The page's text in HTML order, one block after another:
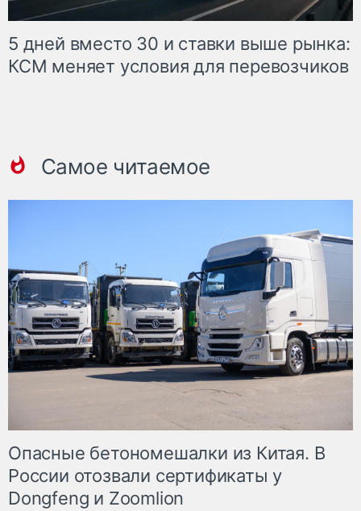
5 дней вместо 30 и ставки выше рынка:
КСМ меняет условия для перевозчиков
Самое читаемое
Опасные бетономешалки из Китая. В
России отозвали сертификаты у
Dongfeng и Zoomlion